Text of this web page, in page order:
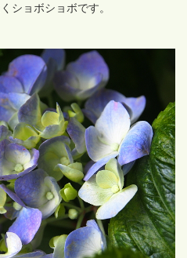
ショボショボです。